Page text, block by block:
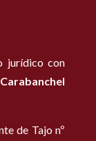
jurídico con
Carabanchel
de Tajo nº